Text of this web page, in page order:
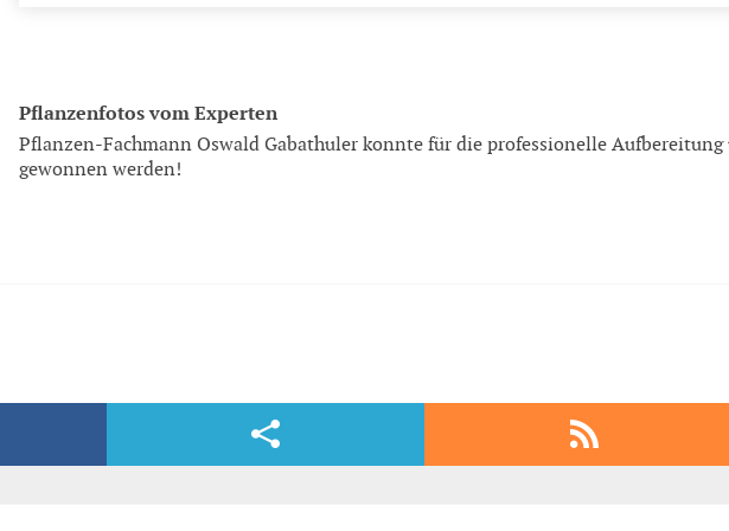
Pflanzenfotos vom Experten
Pflanzen-Fachmann Oswald Gabathuler konnte für die professionelle Aufbereitung
gewonnen werden!